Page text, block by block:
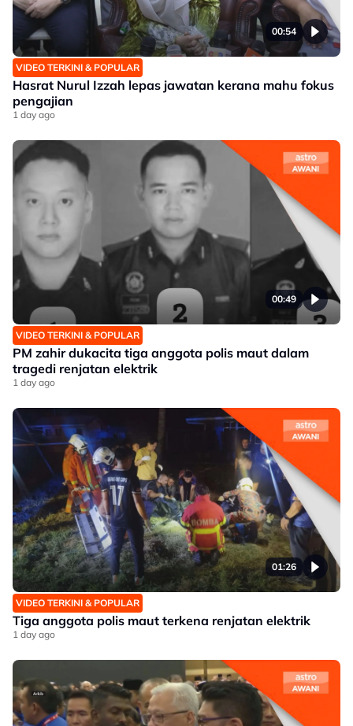
00:54
VIDEO TERKINI & POPULAR
Hasrat Nurul Izzah lepas jawatan kerana mahu fokus
pengajian
1 day ago
00:49
VIDEO TERKINI & POPULAR
PM zahir dukacita tiga anggota polis maut dalam
tragedi renjatan elektrik
1 day ago
01:26
VIDEO TERKINI & POPULAR
Tiga anggota polis maut terkena renjatan elektrik
1 day ago